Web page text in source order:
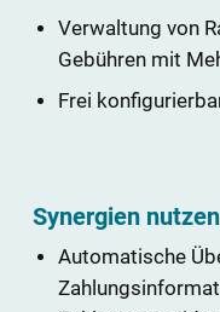
Verwaltung von
Gebühren mit
Frei
Synergien nutzen
Automatische